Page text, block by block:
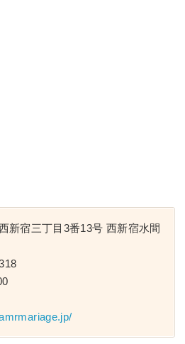
新宿三丁目3番­13号 西新宿水間